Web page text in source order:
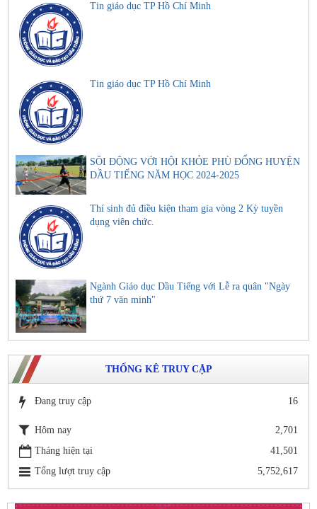
Tin giáo dục TP Hồ Chí Minh
Tin giáo dục TP Hồ Chí Minh
SÔI ĐỘNG VỚI HỘI KHỎE PHÙ ĐỔNG HUYỆN
DẦU TIẾNG NĂM HỌC 2024-2025
Thí sinh đủ điều kiện tham gia vòng 2 Kỳ tuyền
dụng viên chức.
Ngành Giáo dục Dầu Tiếng với Lễ ra quân "Ngày
thứ 7 văn minh"
THỐNG KÊ TRUY CẬP
Đang truy cập 16
Hôm nay
2,701
Tháng hiện tại
41,501
Tổng lượt truy cập
5,752,617